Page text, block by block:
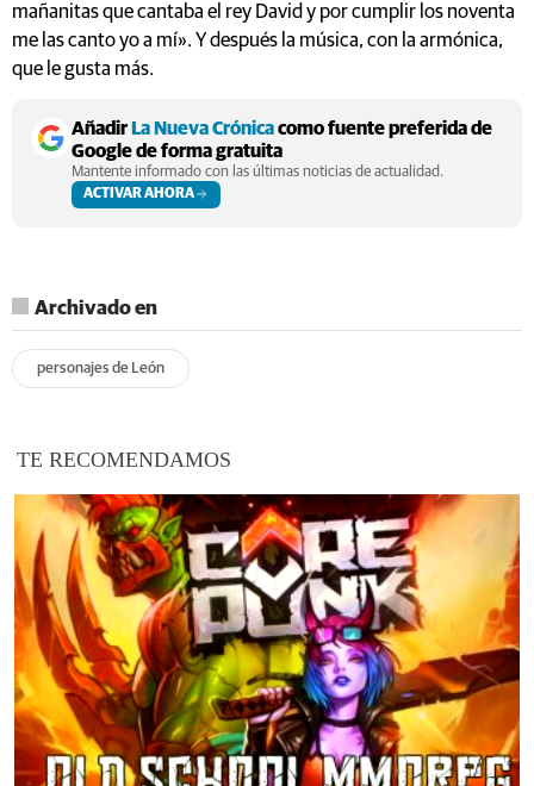
mañanitas que cantaba el rey David y por cumplir los noventa
me las canto yo a mí». Y después la música, con la armónica,
que le gusta más.
AñadirLa Nueva Crónicacomo fuente preferida de
Google de forma gratuita
Mantente informado con las últimas noticias de actualidad.
ACTIVAR AHORA
Archivado en
personajes de León
TE RECOMENDAMOS